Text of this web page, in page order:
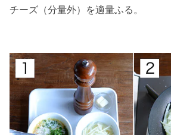
チーズ（分量外）を適量ふる。